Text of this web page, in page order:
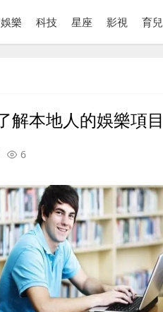
娛樂 科技 星座 影視 育兒
解本地人的娛樂項目
6